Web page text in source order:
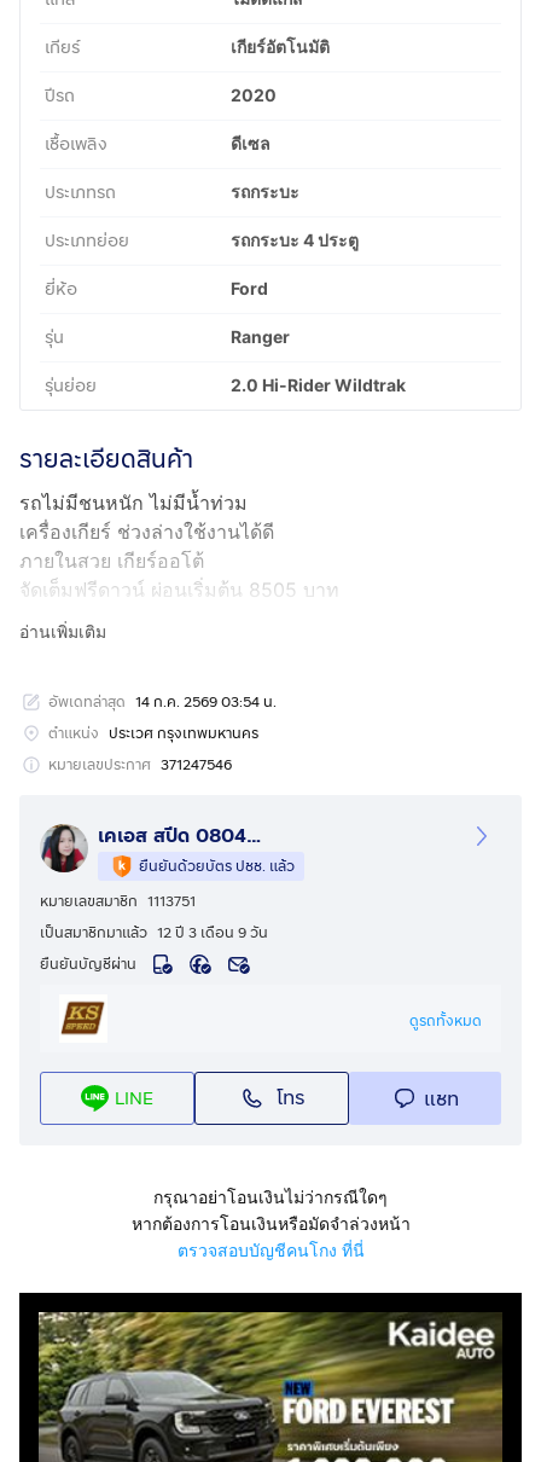
เกียร์ เกียร์อัตโนมัติ
ปีรถ 2020
เชื้อเพลิง ดีเซล
ประเภทรถ รถกระบะ
ประเภทย่อย รถกระบะ 4 ประตู
ยี่ห้อ Ford
รุ่น Ranger
รุ่นย่อย 2.0 Hi-Rider Wildtrak
รายละเอียดสินค้า
รถไม่มีชนหนัก ไม่มีน้ำท่วม
เครื่องเกียร์ ช่วงล่างใช้งานได้ดี
ภายในสวย เกียร์ออโต้
จัดเต็มฟรีดาวน์ ผ่อนเริ่มต้น 8505 บาท
แผนที่ร้าน :
https://maps.app.goo.gl/qy6mLdKX2NMM73sc7
อ่านเพิ่มเติม
อัพเดทล่าสุด 14 ก.ค. 2569 03:54 น.
ตำแหน่ง ประเวศ กรุงเทพมหานคร
หมายเลขประกาศ 371247546
เคเอส สปีด 0804494466
ยืนยันด้วยบัตร ปชช. แล้ว
หมายเลขสมาชิก 1113751
เป็นสมาชิกมาแล้ว 12 ปี 3 เดือน 9 วัน
ยืนยันบัญชีผ่าน
ดูรถทั้งหมด
LINE โทร แชท
กรุณาอย่าโอนเงินไม่ว่ากรณีใดๆ
หากต้องการโอนเงินหรือมัดจำล่วงหน้า
ตรวจสอบบัญชีคนโกง ที่นี่